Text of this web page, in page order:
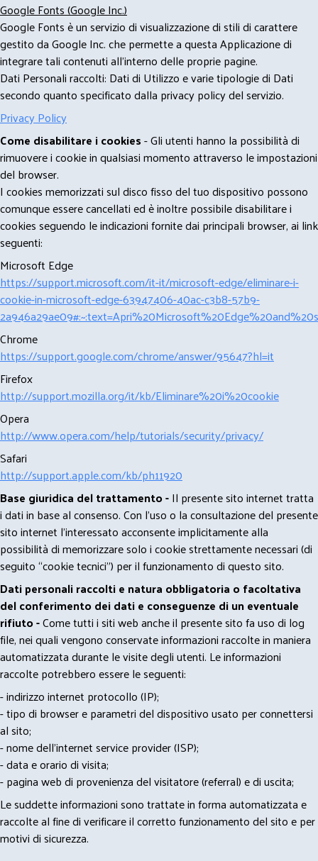
Google Fonts (Google Inc.)
Google Fonts è un servizio di visualizzazione di stili di carattere
gestito da Google Inc. che permette a questa Applicazione di
integrare tali contenuti all'interno delle proprie pagine.
Dati Personali raccolti: Dati di Utilizzo e varie tipologie di Dati
secondo quanto specificato dalla privacy policy del servizio.
Privacy Policy
Come disabilitare i cookies- Gli utenti hanno la possibilità di
rimuovere i cookie in qualsiasi momento attraverso le impostazioni
del browser.
I cookies memorizzati sul disco fisso del tuo dispositivo possono
comunque essere cancellati ed è inoltre possibile disabilitare i
cookies seguendo le indicazioni fornite dai principali browser, ai link
seguenti:
Microsoft Edge
https://support.microsoft.com/it-it/microsoft-edge/eliminare-i-
cookie-in-microsoft-edge-63947406-40ac-c3b8-57b9-
Chrome
https://support.google.com/chrome/answer/95647?hl=it
Firefox
http://support.mozilla.org/it/kb/Eliminare%20i%20cookie
Opera
http://www.opera.com/help/tutorials/security/privacy/
Safari
http://support.apple.com/kb/ph11920
Base giuridica del trattamento -Il presente sito internet tratta
i dati in base al consenso. Con l'uso o la consultazione del presente
sito internet l’interessato acconsente implicitamente alla
possibilità di memorizzare solo i cookie strettamente necessari (di
seguito “cookie tecnici”) per il funzionamento di questo sito.
Dati personali raccolti e natura obbligatoria o facoltativa
del conferimento dei dati e conseguenze di un eventuale
rifiuto -Come tutti i siti web anche il presente sito fa uso di log
file, nei quali vengono conservate informazioni raccolte in maniera
automatizzata durante le visite degli utenti. Le informazioni
raccolte potrebbero essere le seguenti:
- indirizzo internet protocollo (IP);
- tipo di browser e parametri del dispositivo usato per connettersi
al sito;
- nome dell'internet service provider (ISP);
- data e orario di visita;
- pagina web di provenienza del visitatore (referral) e di uscita;
Le suddette informazioni sono trattate in forma automatizzata e
raccolte al fine di verificare il corretto funzionamento del sito e per
motivi di sicurezza.